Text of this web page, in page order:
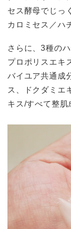
セス酵母でじっ
カロミセス／ハ
さらに、3種の
プロポリスエキ
バイユア共通成
ス、ドクダミエ
キス/すべて整肌